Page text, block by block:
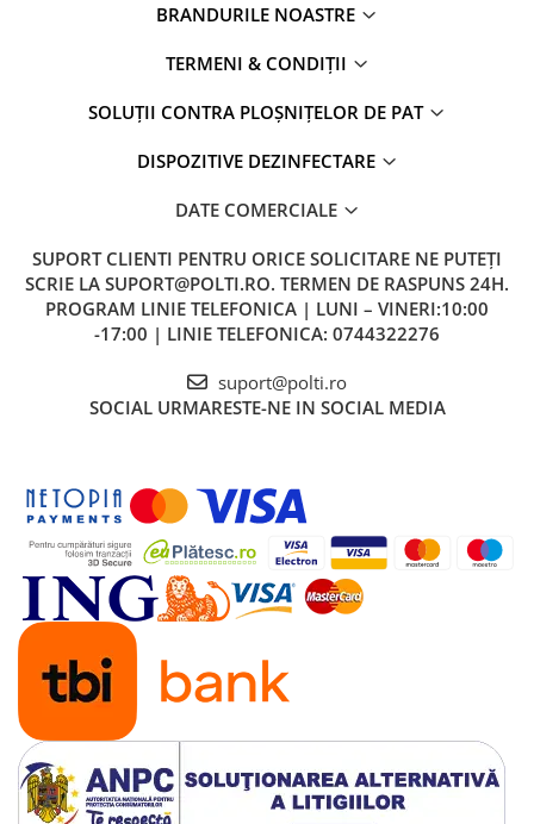
BRANDURILE NOASTRE
TERMENI & CONDIȚII
SOLUȚII CONTRA PLOȘNIȚELOR DE PAT
DISPOZITIVE DEZINFECTARE
DATE COMERCIALE
SUPORT CLIENTI PENTRU ORICE SOLICITARE NE PUTEȚI
SCRIE LA SUPORT@POLTI.RO. TERMEN DE RASPUNS 24H.
PROGRAM LINIE TELEFONICA | LUNI – VINERI:10:00
-17:00 | LINIE TELEFONICA: 0744322276
suport@polti.ro
SOCIAL URMARESTE-NE IN SOCIAL MEDIA